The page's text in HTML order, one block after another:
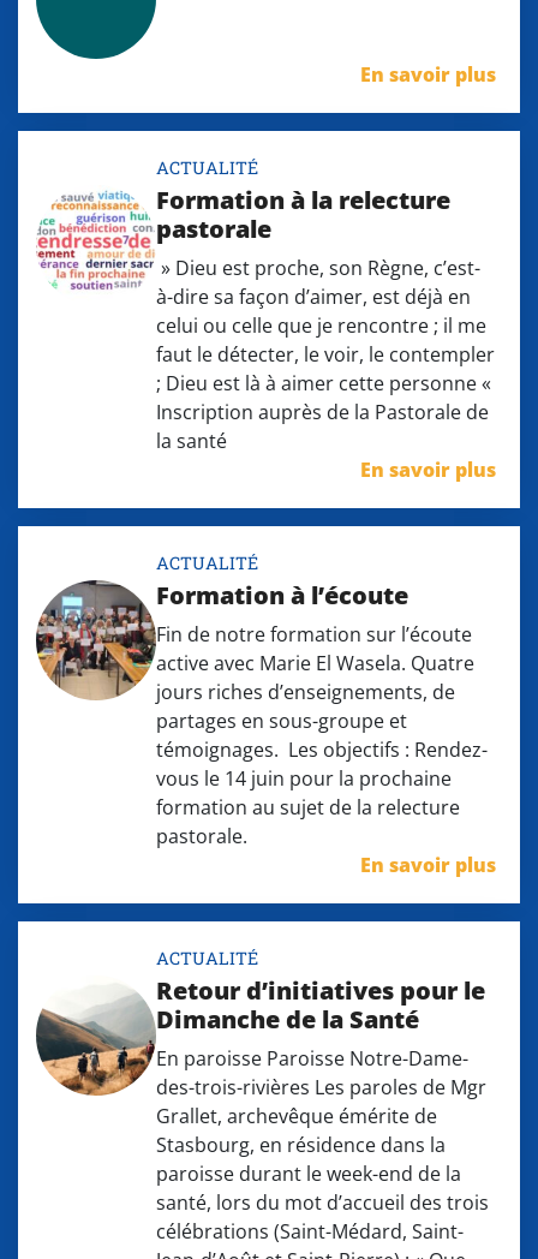
En savoir plus
ACTUALITÉ
Formation à la relecture
pastorale
» Dieu est proche, son Règne, c’est-
à-dire sa façon d’aimer, est déjà en
celui ou celle que je rencontre ; il me
faut le détecter, le voir, le contempler
; Dieu est là à aimer cette personne «
Inscription auprès de la Pastorale de
la santé
En savoir plus
ACTUALITÉ
Formation à l’écoute
Fin de notre formation sur l’écoute
active avec Marie El Wasela. Quatre
jours riches d’enseignements, de
partages en sous-groupe et
témoignages. Les objectifs : Rendez-
vous le 14 juin pour la prochaine
formation au sujet de la relecture
pastorale.
En savoir plus
ACTUALITÉ
Retour d’initiatives pour le
Dimanche de la Santé
En paroisse Paroisse Notre-Dame-
des-trois-rivières Les paroles de Mgr
Grallet, archevêque émérite de
Stasbourg, en résidence dans la
paroisse durant le week-end de la
santé, lors du mot d’accueil des trois
célébrations (Saint-Médard, Saint-